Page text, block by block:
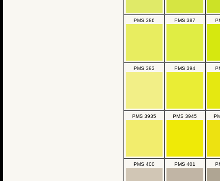
PMS 386 PMS 387
PMS 393 PMS 394
PMS 3935 PMS 3945
PMS 400 PMS 401